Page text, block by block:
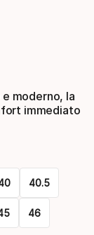
moderno, la
immediato
40.5
46